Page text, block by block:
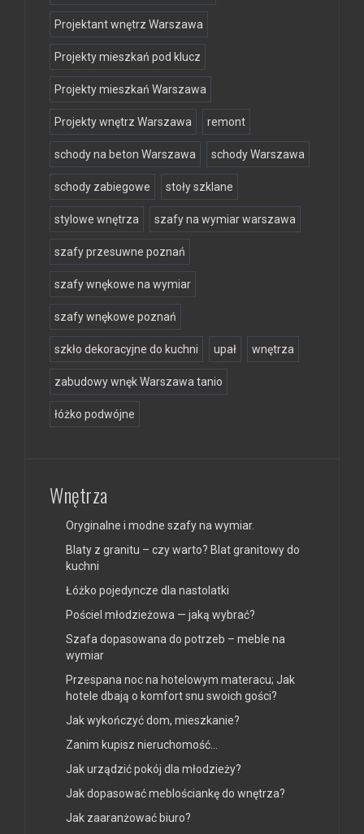
Projektant wnętrz Warszawa
Projekty mieszkań pod klucz
Projekty mieszkań Warszawa
Projekty wnętrz Warszawa remont
schody na beton Warszawa schody Warszawa
schody zabiegowe stoły szklane
stylowe wnętrza szafy na wymiar warszawa
szafy przesuwne poznań
szafy wnękowe na wymiar
szafy wnękowe poznań
szkło dekoracyjne do kuchni upał wnętrza
zabudowy wnęk Warszawa tanio
łóżko podwójne
Wnętrza
Oryginalne i modne szafy na wymiar.
Blaty z granitu – czy warto? Blat granitowy do
kuchni
Łóżko pojedyncze dla nastolatki
Pościel młodzieżowa — jaką wybrać?
Szafa dopasowana do potrzeb – meble na
wymiar
Przespana noc na hotelowym materacu; Jak
hotele dbają o komfort snu swoich gości?
Jak wykończyć dom, mieszkanie?
Zanim kupisz nieruchomość…
Jak urządzić pokój dla młodzieży?
Jak dopasować meblościankę do wnętrza?
Jak zaaranżować biuro?